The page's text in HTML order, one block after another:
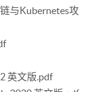
与Kubernetes攻
英文版.pdf